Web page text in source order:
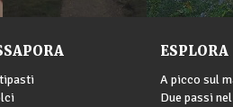
ESPLORA
A picco sul
Due passi